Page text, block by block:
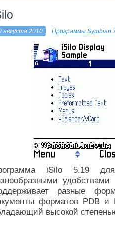
августа 2010 Программы Symbian
iSilo 5.19
удобствами
разные
форматов PDB и
высокой